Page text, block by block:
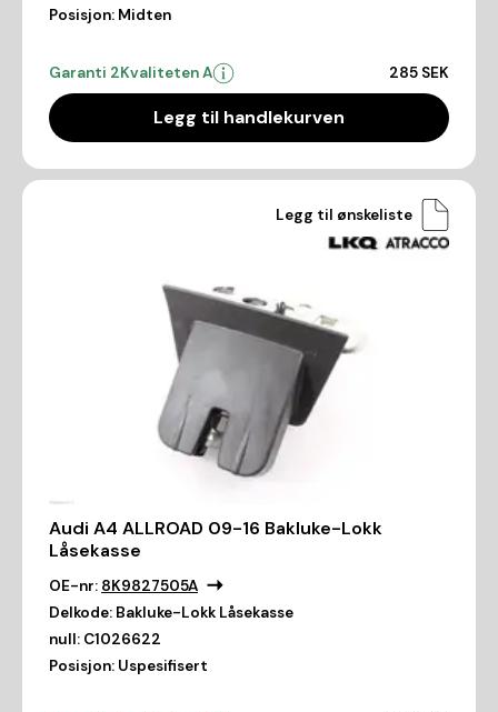
Posisjon: Midten
Garanti 2Kvaliteten A 285 SEK
Legg til handlekurven
Legg til ønskeliste
Audi A4 ALLROAD 09-16 Bakluke-Lokk
Låsekasse
OE-nr: 8K9827505A
Delkode: Bakluke-Lokk Låsekasse
null: C1026622
Posisjon: Uspesifisert